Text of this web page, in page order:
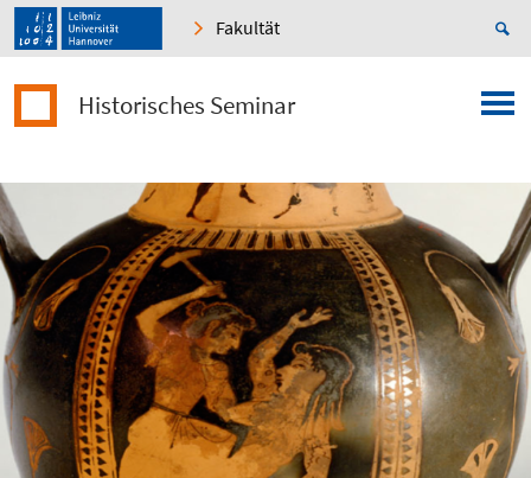
Fakultät
Historisches Seminar